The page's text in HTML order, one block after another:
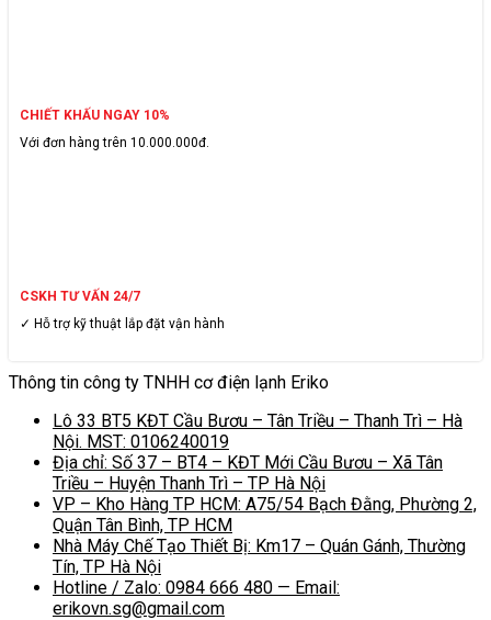
CHIẾT KHẤU NGAY 10%
Với đơn hàng trên 10.000.000đ.
CSKH TƯ VẤN 24/7
✓ Hỗ trợ kỹ thuật lắp đặt vận hành
Thông tin công ty TNHH cơ điện lạnh Eriko
Lô 33 BT5 KĐT Cầu Bươu – Tân Triều – Thanh Trì – Hà
Nội. MST: 0106240019
Địa chỉ: Số 37 – BT4 – KĐT Mới Cầu Bươu – Xã Tân
Triều – Huyện Thanh Trì – TP Hà Nội
VP – Kho Hàng TP HCM: A75/54 Bạch Đằng, Phường 2,
Quận Tân Bình, TP HCM
Nhà Máy Chế Tạo Thiết Bị: Km17 – Quán Gánh, Thường
Tín, TP Hà Nội
Hotline / Zalo: 0984 666 480 — Email:
erikovn.sg@gmail.com